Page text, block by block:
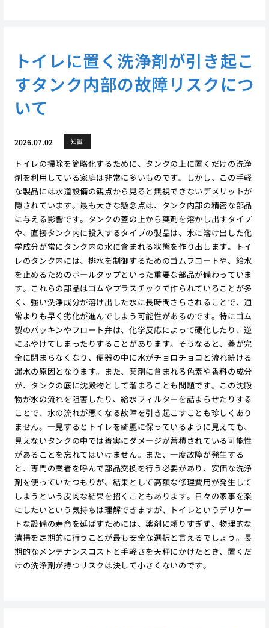
トイレに置く洗浄剤が引き起こ
すタンク内部の故障リスクにつ
いて
2026.07.02 知識
トイレの掃除を簡略化するために、タンクの上に置くだけの洗浄
剤を利用している家庭は非常に多いものです。しかし、この手軽
な製品には水道設備の観点から見ると無視できないデメリットが
隠されています。最も大きな懸念点は、タンク内部の精密な部品
に与える影響です。タンクの蓋の上から薬剤を溶かし出すタイプ
や、直接タンク内に投入するタイプの製品は、水に溶け出した化
学成分が常にタンク内の水に含まれる状態を作り出します。トイ
レのタンク内には、排水を制御するためのゴムフロートや、給水
を止めるためのボールタップといった重要な部品が備わっていま
す。これらの部品はゴムやプラスチックで作られていることが多
く、強い洗浄成分が溶け出した水に長時間さらされることで、通
常よりも早く劣化が進んでしまう可能性があるのです。特にゴム
製のパッキンやフロート弁は、化学反応によって硬化したり、逆
にふやけてしまったりすることがあります。そうなると、蓋が完
全に閉まらなくなり、便器の中に水がチョロチョロと流れ続ける
漏水の原因となります。また、薬剤に含まれる色素や香料の成分
が、タンクの底に沈殿物として溜まることも問題です。この沈殿
物が水の流れを阻害したり、給水フィルターを詰まらせたりする
ことで、水の流れが悪くなる故障を引き起こすことも珍しくあり
ません。一見するとトイレを綺麗に保っているように見えても、
見えないタンクの中では着実にダメージが蓄積されている可能性
があることを忘れてはいけません。また、一度故障が発生する
と、専門の業者を呼んで部品交換を行う必要があり、安価な洗浄
剤を使っていたつもりが、結果として高額な修理費用が発生して
しまうという皮肉な結果を招くこともあります。日々の家事を楽
にしたいという気持ちは理解できますが、トイレというデリケー
トな設備の寿命を延ばすためには、薬剤に頼りすぎず、物理的な
清掃を定期的に行うことが最も安全な選択と言えるでしょう。長
期的なメンテナンスコストと手軽さを天秤にかけたとき、置くだ
けの洗浄剤が持つリスクは決して小さくないのです。